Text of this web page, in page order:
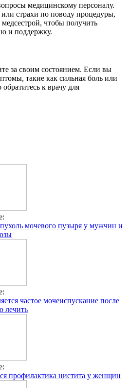
медицинскому персоналу.
страхи по поводу процедуры,
чтобы получить
и поддержку.
за своим состоянием. Если вы
такие как сильная боль или
к врачу для
мочевого пузыря у мужчин и
частое мочеиспускание после
лечить
профилактика цистита у женщин